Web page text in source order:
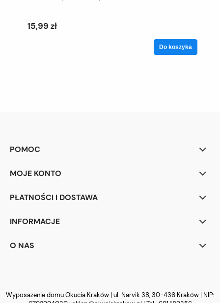
15,99 zł
Do koszyka
POMOC
MOJE KONTO
PŁATNOŚCI I DOSTAWA
INFORMACJE
O NAS
Wyposażenie domu Okucia Kraków | ul. Narvik 38, 30-436 Kraków | NIP: